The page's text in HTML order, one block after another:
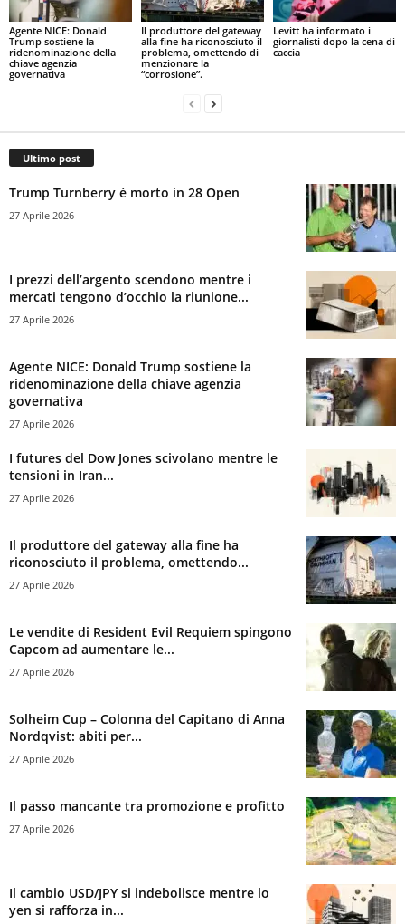
Agente NICE: Donald
Trump sostiene la
ridenominazione della
chiave agenzia
governativa
Il produttore del gateway
alla fine ha riconosciuto il
problema, omettendo di
menzionare la
“corrosione”.
Levitt ha informato i
giornalisti dopo la cena di
caccia
Ultimo post
Trump Turnberry è morto in 28 Open
27 Aprile 2026
I prezzi dell’argento scendono mentre i
mercati tengono d’occhio la riunione...
27 Aprile 2026
Agente NICE: Donald Trump sostiene la
ridenominazione della chiave agenzia
governativa
27 Aprile 2026
I futures del Dow Jones scivolano mentre le
tensioni in Iran...
27 Aprile 2026
Il produttore del gateway alla fine ha
riconosciuto il problema, omettendo...
27 Aprile 2026
Le vendite di Resident Evil Requiem spingono
Capcom ad aumentare le...
27 Aprile 2026
Solheim Cup – Colonna del Capitano di Anna
Nordqvist: abiti per...
27 Aprile 2026
Il passo mancante tra promozione e profitto
27 Aprile 2026
Il cambio USD/JPY si indebolisce mentre lo
yen si rafforza in...